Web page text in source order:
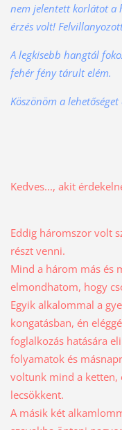
nem jelentett korlátot a
érzés volt!
A legkisebb hangtál
fehér fény tárult elém.
Köszönöm a
Kedves..., akit
Eddig háromszor volt
részt venni.
Mind a három más és
elmondhatom, hogy
Egyik alkalommal a
kongatásban, én
foglalkozás hatására
folyamatok és
voltunk mind a ketten,
lecsökkent.
A másik két